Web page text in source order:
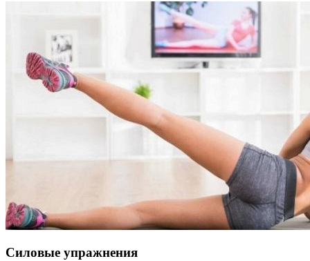
Силовые упражнения